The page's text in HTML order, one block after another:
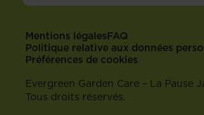
Footer
Mentions légalesFAQ
Politique relative aux données
Préférences de cookies
Evergreen Garden Care – La Pause
Tous droits réservés.